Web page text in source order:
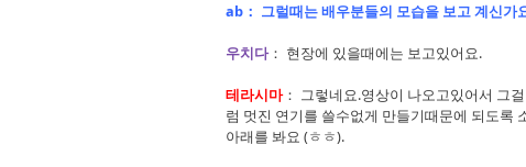
ab： 그럴때는 배우분들의 모습을 보고 계신가
우치다： 현장에 있을때에는 보고있어요.
테라시마： 그렇네요.영상이 나오고있어서 그
럼 멋진 연기를 쓸수없게 만들기때문에 되도록
아래를 봐요 (ㅎㅎ).